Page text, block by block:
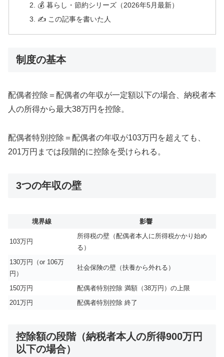
💰 暮らし・節約シリーズ（2026年5月最新）
✍️ この記事を書いた人
制度の基本
配偶者控除＝配偶者の年収が一定額以下の場合、納税者本
人の所得から最大38万円を控除。
配偶者特別控除＝配偶者の年収が103万円を超えても、
201万円までは段階的に控除を受けられる。
3つの年収の壁
境界線 影響
103万円
所得税の壁（配偶者本人に所得税かかり始め
る）
130万円（or 106万
円）
社会保険の壁（扶養から外れる）
150万円
配偶者特別控除 満額（38万円）の上限
201万円
配偶者特別控除 終了
控除額の段階（納税者本人の所得900万円
以下の場合）